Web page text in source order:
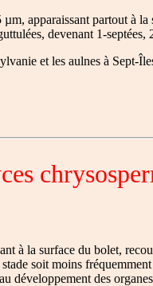
apparaissant partout à
devenant 1-
et les aulnes à Sept-
à la surface du bolet,
soit moins
développement des